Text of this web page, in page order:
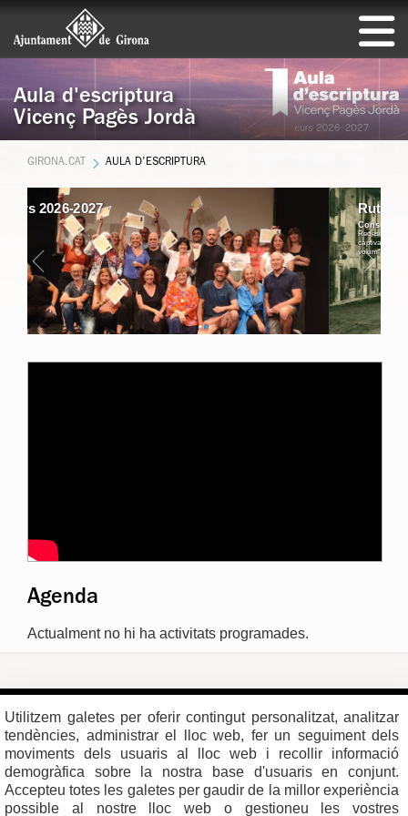
Aula d'escriptura
Vicenç Pagès Jordà
GIRONA.CAT AULA D'ESCRIPTURA
Curs 2026-2027
Ruta Josep Pla
Consulta dates al web
Redescobreix els racons de la ciutat que van
captivar Josep Pla, tot llegint fragments del
volum "Girona, un llibre de records"
Agenda
Actualment no hi ha activitats programades.
17004 GIRONA
Tel. 972 419 010
Mapa del web
Mapa de xarxes
Avís legal
Utilitzem galetes per oferir contingut personalitzat, analitzar
tendències, administrar el lloc web, fer un seguiment dels
moviments dels usuaris al lloc web i recollir informació
demogràfica sobre la nostra base d'usuaris en conjunt.
Accepteu totes les galetes per gaudir de la millor experiència
possible al nostre lloc web o gestioneu les vostres